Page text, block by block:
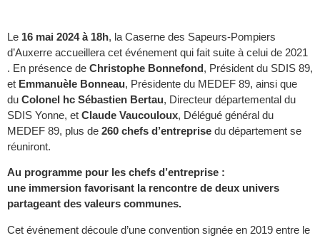
Le 16 mai 2024 à 18h, la Caserne des Sapeurs-Pompiers
d’Auxerre accueillera cet événement qui fait suite à celui de 2021
. En présence de Christophe Bonnefond, Président du SDIS 89,
et Emmanuèle Bonneau, Présidente du MEDEF 89, ainsi que
du Colonel hc Sébastien Bertau, Directeur départemental du
SDIS Yonne, et Claude Vaucouloux, Délégué général du
MEDEF 89, plus de 260 chefs d’entreprise du département se
réuniront.
Au programme pour les chefs d’entreprise :
une immersion favorisant la rencontre de deux univers
partageant des valeurs communes.
Cet événement découle d’une convention signée en 2019 entre le